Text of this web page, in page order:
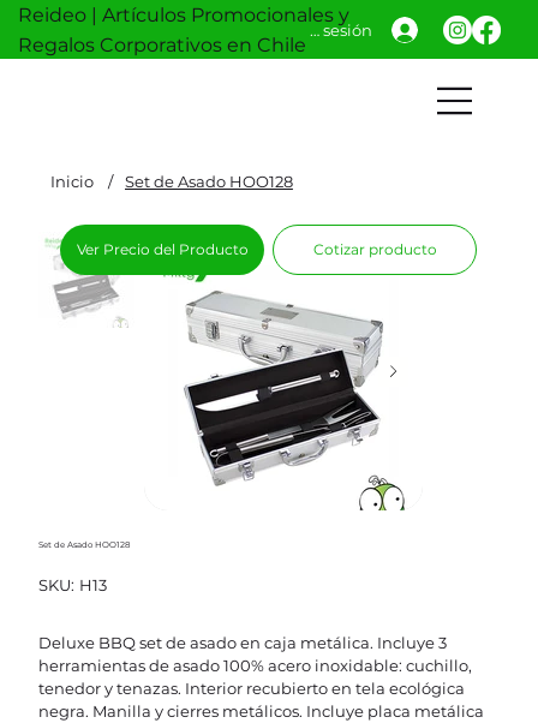
Reideo | Artículos Promocionales y
Regalos Corporativos en Chile
Iniciar sesión
Inicio / Set de Asado HOO128
Set de Asado HOO128
SKU: SKU
H13
H13
Deluxe BBQ set de asado en caja metálica. Incluye 3
herramientas de asado 100% acero inoxidable: cuchillo,
tenedor y tenazas. Interior recubierto en tela ecológica
negra. Manilla y cierres metálicos. Incluye placa metálica
Ver Precio del Producto Cotizar producto